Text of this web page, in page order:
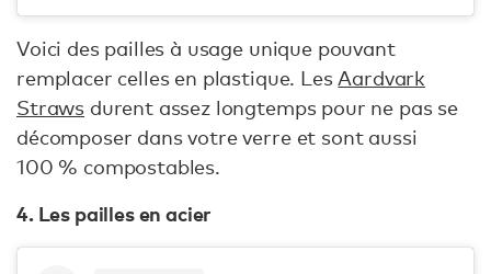
Voici des pailles à usage unique pouvant
remplacer celles en plastique. Les Aardvark
Straws durent assez longtemps pour ne pas se
décomposer dans votre verre et sont aussi
100 % compostables.
4. Les pailles en acier